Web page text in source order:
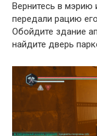
Вернитесь в мэрию
передали рацию
Обойдите здание
найдите дверь